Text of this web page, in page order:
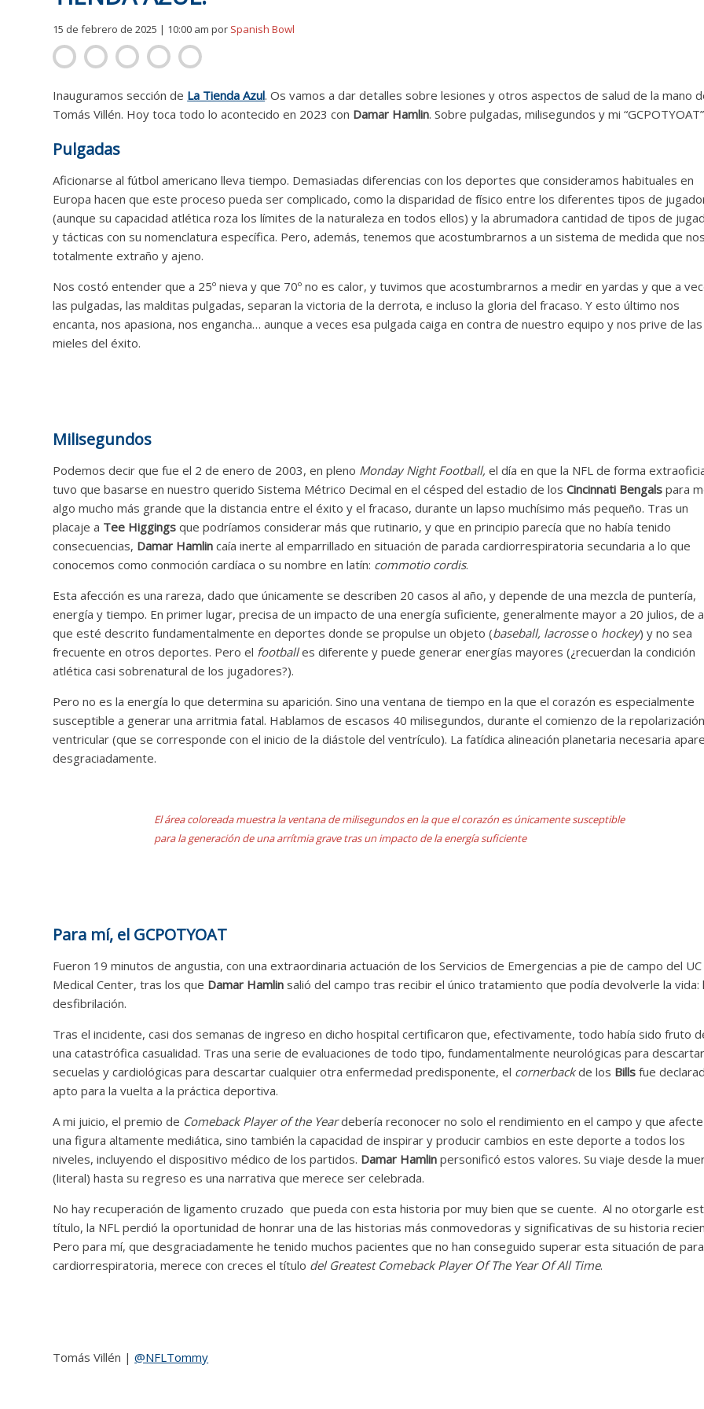
15 de febrero de 2025 | 10:00 ampor Spanish Bowl
Inauguramos sección de La Tienda Azul. Os vamos a dar detalles sobre lesiones y otros aspectos de salud de la mano
Tomás Villén. Hoy toca todo lo acontecido en 2023 con Damar Hamlin. Sobre pulgadas, milisegundos y mi
Pulgadas
Aficionarse al fútbol americano lleva tiempo. Demasiadas diferencias con los deportes que consideramos habituales en
Europa hacen que este proceso pueda ser complicado, como la disparidad de físico entre los diferentes tipos de
(aunque su capacidad atlética roza los límites de la naturaleza en todos ellos) y la abrumadora cantidad de tipos de
y tácticas con su nomenclatura específica. Pero, además, tenemos que acostumbrarnos a un sistema de medida que
totalmente extraño y ajeno.
Nos costó entender que a 25º nieva y que 70º no es calor, y tuvimos que acostumbrarnos a medir en yardas y que a
las pulgadas, las malditas pulgadas, separan la victoria de la derrota, e incluso la gloria del fracaso. Y esto último nos
encanta, nos apasiona, nos engancha… aunque a veces esa pulgada caiga en contra de nuestro equipo y nos prive de las
mieles del éxito.
Milisegundos
Podemos decir que fue el 2 de enero de 2003, en pleno Monday Night Football,el día en que la NFL de forma
tuvo que basarse en nuestro querido Sistema Métrico Decimal en el césped del estadio de losCincinnati Bengals para
algo mucho más grande que la distancia entre el éxito y el fracaso, durante un lapso muchísimo más pequeño. Tras un
placaje a Tee Higgings que podríamos considerar más que rutinario, y que en principio parecía que no había tenido
consecuencias, Damar Hamlin caía inerte al emparrillado en situación de parada cardiorrespiratoria secundaria a lo que
conocemos como conmoción cardíaca o su nombre en latín: commotio cordis.
Esta afección es una rareza, dado que únicamente se describen 20 casos al año, y depende de una mezcla de puntería,
energía y tiempo. En primer lugar, precisa de un impacto de una energía suficiente, generalmente mayor a 20 julios, de
que esté descrito fundamentalmente en deportes donde se propulse un objeto (baseball, lacrosseo hockey) y no sea
frecuente en otros deportes. Pero el footballes diferente y puede generar energías mayores (¿recuerdan la condición
atlética casi sobrenatural de los jugadores?).
Pero no es la energía lo que determina su aparición. Sino una ventana de tiempo en la que el corazón es especialmente
susceptible a generar una arritmia fatal. Hablamos de escasos 40 milisegundos, durante el comienzo de la repolarización
ventricular (que se corresponde con el inicio de la diástole del ventrículo). La fatídica alineación planetaria necesaria
desgraciadamente.
El área coloreada muestra la ventana de milisegundos en la que el corazón es únicamente susceptible
para la generación de una arrítmia grave tras un impacto de la energía suficiente
Para mí, el GCPOTYOAT
Fueron 19 minutos de angustia, con una extraordinaria actuación de los Servicios de Emergencias a pie de campo del UC
Medical Center, tras los que Damar Hamlin salió del campo tras recibir el único tratamiento que podía devolverle la vida:
desfibrilación.
Tras el incidente, casi dos semanas de ingreso en dicho hospital certificaron que, efectivamente, todo había sido fruto
una catastrófica casualidad. Tras una serie de evaluaciones de todo tipo, fundamentalmente neurológicas para descartar
secuelas y cardiológicas para descartar cualquier otra enfermedad predisponente, el cornerbackde los Bills fue
apto para la vuelta a la práctica deportiva.
A mi juicio, el premio de Comeback Player of the Yeardebería reconocer no solo el rendimiento en el campo y que
una figura altamente mediática, sino también la capacidad de inspirar y producir cambios en este deporte a todos los
niveles, incluyendo el dispositivo médico de los partidos. Damar Hamlin personificó estos valores. Su viaje desde la
(literal) hasta su regreso es una narrativa que merece ser celebrada.
No hay recuperación de ligamento cruzado que pueda con esta historia por muy bien que se cuente. Al no otorgarle
título, la NFL perdió la oportunidad de honrar una de las historias más conmovedoras y significativas de su historia
Pero para mí, que desgraciadamente he tenido muchos pacientes que no han conseguido superar esta situación de
cardiorrespiratoria, merece con creces el título del Greatest Comeback Player Of The Year Of All Time.
Tomás Villén |@NFLTommy